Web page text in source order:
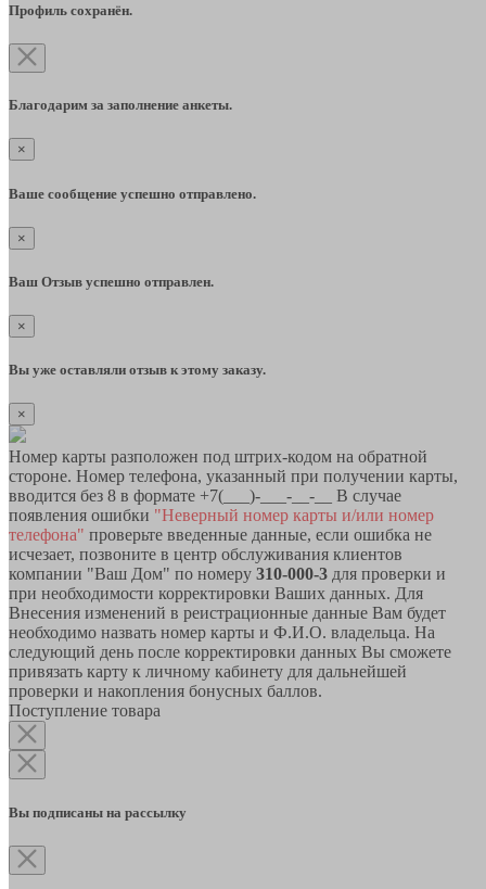
Профиль сохранён.
Благодарим за заполнение анкеты.
×
Ваше сообщение успешно отправлено.
×
Ваш Отзыв успешно отправлен.
×
Вы уже оставляли отзыв к этому заказу.
×
Номер карты разположен под штрих-кодом на обратной
стороне. Номер телефона, указанный при получении карты,
вводится без 8 в формате +7(___)-___-__-__ В случае
появления ошибки "Неверный номер карты и/или номер
телефона" проверьте введенные данные, если ошибка не
исчезает, позвоните в центр обслуживания клиентов
компании "Ваш Дом" по номеру 310-000-3 для проверки и
при необходимости корректировки Ваших данных. Для
Внесения изменений в реистрационные данные Вам будет
необходимо назвать номер карты и Ф.И.О. владельца. На
следующий день после корректировки данных Вы сможете
привязать карту к личному кабинету для дальнейшей
проверки и накопления бонусных баллов.
Поступление товара
Вы подписаны на рассылку